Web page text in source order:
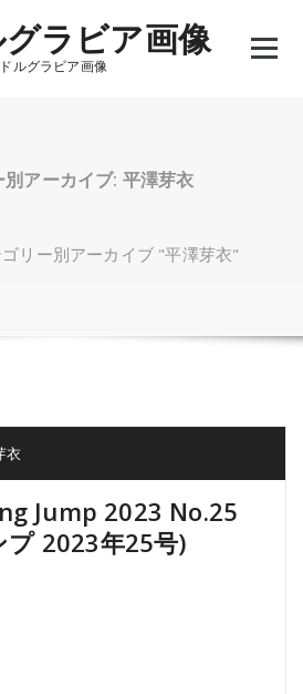
ラビア画像
ルグラビア画像
別アーカイブ: 平澤芽衣
ゴリー別アーカイブ "平澤芽衣"
衣
Jump 2023 No.25
2023年25号)